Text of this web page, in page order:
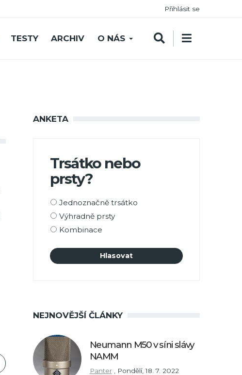
Přihlásit se
TESTY ARCHIV O NÁS
ANKETA
Trsátko nebo
prsty?
Možnosti
výběru
Jednoznačně trsátko
Výhradně prsty
Kombinace
NEJNOVĚJŠÍ ČLÁNKY
Neumann M50 v síni slávy
NAMM
Panter Pondělí, 18. 7. 2022